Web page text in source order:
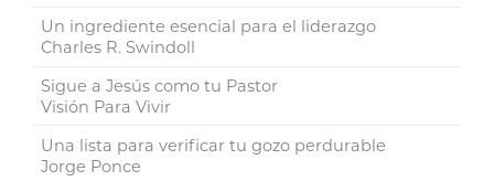
Un ingrediente esencial para el liderazgo
Charles R. Swindoll
Sigue a Jesús como tu Pastor
Visión Para Vivir
Una lista para verificar tu gozo perdurable
Jorge Ponce